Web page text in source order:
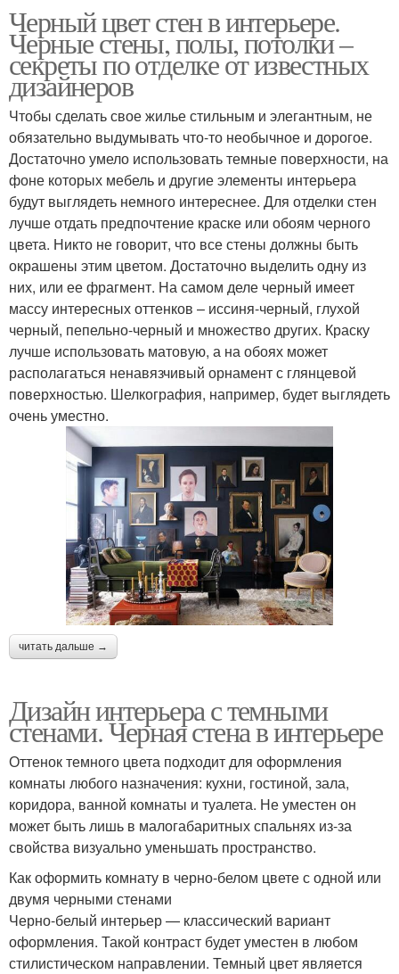
Черный цвет стен в интерьере.
Черные стены, полы, потолки –
секреты по отделке от известных
дизайнеров
Чтобы сделать свое жилье стильным и элегантным, не
обязательно выдумывать что-то необычное и дорогое.
Достаточно умело использовать темные поверхности, на
фоне которых мебель и другие элементы интерьера
будут выглядеть немного интереснее. Для отделки стен
лучше отдать предпочтение краске или обоям черного
цвета. Никто не говорит, что все стены должны быть
окрашены этим цветом. Достаточно выделить одну из
них, или ее фрагмент. На самом деле черный имеет
массу интересных оттенков – иссиня-черный, глухой
черный, пепельно-черный и множество других. Краску
лучше использовать матовую, а на обоях может
располагаться ненавязчивый орнамент с глянцевой
поверхностью. Шелкография, например, будет выглядеть
очень уместно.
читать дальше →
Дизайн интерьера с темными
стенами. Черная стена в интерьере
Оттенок темного цвета подходит для оформления
комнаты любого назначения: кухни, гостиной, зала,
коридора, ванной комнаты и туалета. Не уместен он
может быть лишь в малогабаритных спальнях из-за
свойства визуально уменьшать пространство.
Как оформить комнату в черно-белом цвете с одной или
двумя черными стенами
Черно-белый интерьер — классический вариант
оформления. Такой контраст будет уместен в любом
стилистическом направлении. Темный цвет является